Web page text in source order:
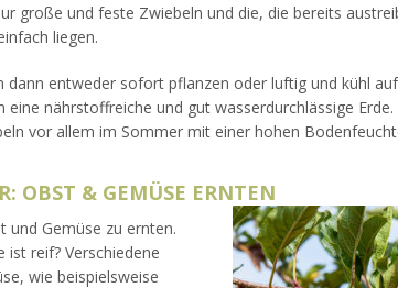
große und feste Zwiebeln und die, die bereits
liegen.
dann entweder sofort pflanzen oder luftig und kühl
eine nährstoffreiche und gut wasserdurchlässige
vor allem im Sommer mit einer hohen
OBST & GEMÜSE ERNTEN
und Gemüse zu ernten.
ist reif? Verschiedene
wie beispielsweise